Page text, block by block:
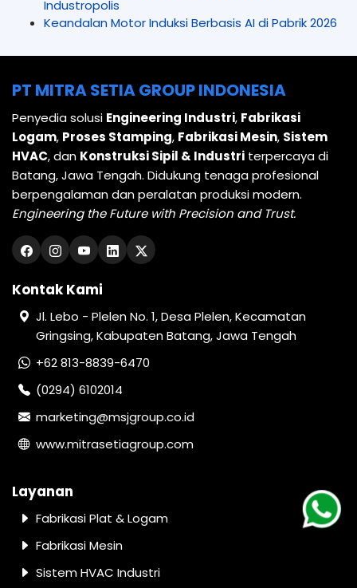
Industropolis
Keandalan Motor Induksi Berbasis AI di Pabrik 2026
PT MITRA SETIA GROUP INDONESIA
Penyedia solusi Engineering Industri, Fabrikasi
Logam, Proses Stamping, Fabrikasi Mesin, Sistem
HVAC, dan Konstruksi Sipil & Industri terpercaya di
Batang, Jawa Tengah. Didukung tenaga profesional
berpengalaman dan peralatan produksi modern.
Engineering the Future with Precision and Trust.
Kontak Kami
Jl. Lebo - Plelen No. 1, Desa Plelen, Kecamatan
Gringsing, Kabupaten Batang, Jawa Tengah
+62 813-8839-6470
(0294) 6102014
marketing@msjgroup.co.id
www.mitrasetiagroup.com
Layanan
Fabrikasi Plat & Logam
Fabrikasi Mesin
Sistem HVAC Industri